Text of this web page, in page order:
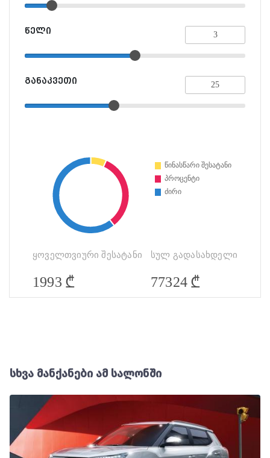
წელი
განაკვეთი
ყოველთვიური შესატანი
1993 ₾
სულ გადასახდელი
77324 ₾
სხვა მანქანები ამ სალონში